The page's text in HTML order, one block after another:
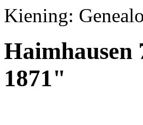
Kiening:
1871"